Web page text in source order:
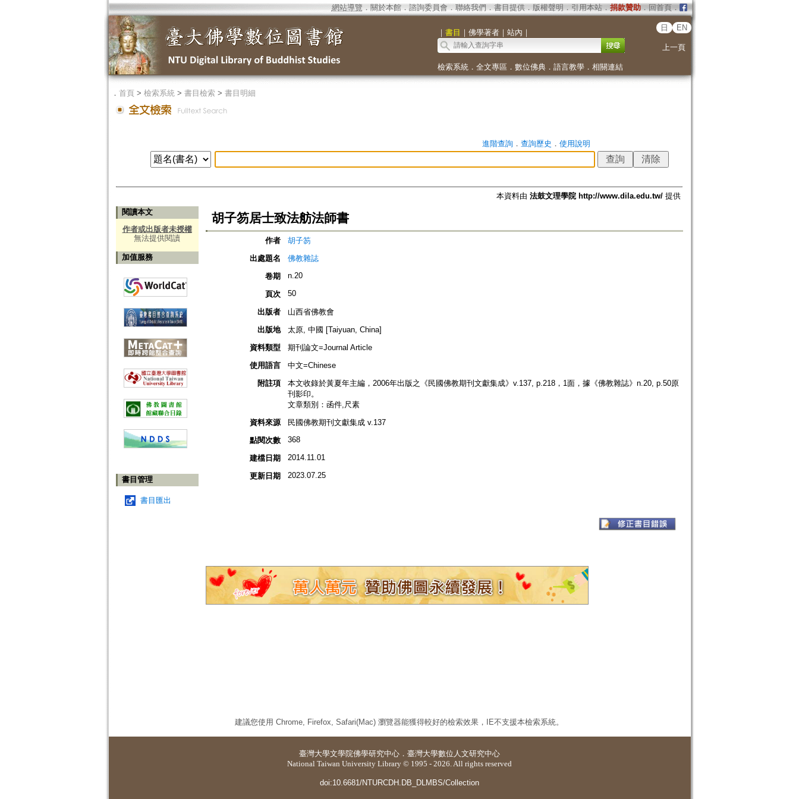
網站導覽 ． 關於本館． 諮詢委員會． 聯絡我們 ． 書目提供． 版權聲明 ． 引用本站． 捐款贊助．回首頁．
｜ 書目 ｜ 佛學著者｜ 站內 ｜
日 EN
上一頁
檢索系統． 全文專區 ． 數位佛典． 語言教學． 相關連結
． 首頁> 檢索系統> 書目檢索> 書目明細
進階查詢． 查詢歷史 ． 使用說明
本資料由 法鼓文理學院 http://www.dila.edu.tw/提供
閱讀本文
作者或出版者未授權
無法提供閱讀
加值服務
書目管理
書目匯出
胡子笏居士致法舫法師書
作者
胡子笏
出處題名
佛教雜誌
卷期
n.20
頁次 50
出版者
山西省佛教會
出版地
太原, 中國 [Taiyuan, China]
資料類型
期刊論文=Journal Article
使用語言
中文=Chinese
附註項
本文收錄於黃夏年主編，2006年出版之《民國佛教期刊文獻集成》v.137, p.218，1面，據《佛教雜誌》n.20, p.50原
刊影印。
文章類別：函件,尺素
資料來源
民國佛教期刊文獻集成 v.137
點閱次數
368
建檔日期 2014.11.01
更新日期 2023.07.25
建議您使用 Chrome, Firefox, Safari(Mac) 瀏覽器能獲得較好的檢索效果，IE不支援本檢索系統。
臺灣大學文學院佛學研究中心 ． 臺灣大學數位人文研究中心
National Taiwan University Library © 1995 - 2026. All rights reserved
doi:10.6681/NTURCDH.DB_DLMBS/Collection